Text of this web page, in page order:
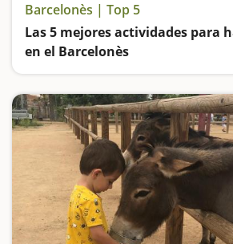
Barcelonès | Top 5
Las 5 mejores actividades para
en el Barcelonès